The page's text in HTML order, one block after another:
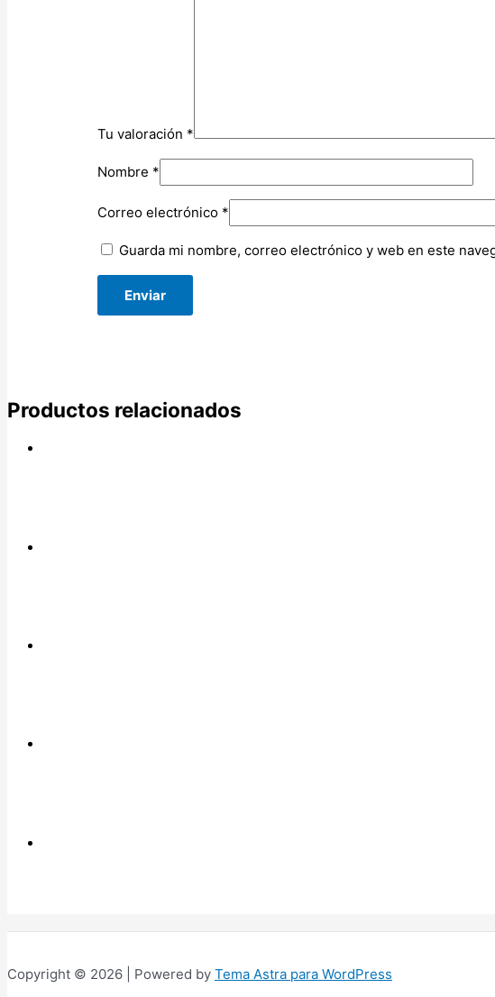
Tu valoración *
Nombre *
Correo electrónico *
Guarda mi nombre, correo electrónico y web en este
Productos relacionados
Copyright © 2026 | Powered by Tema Astra para WordPress